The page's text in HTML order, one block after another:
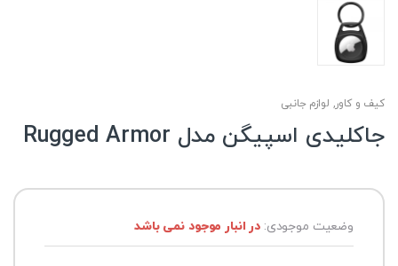
کیف و کاور, لوازم جانبی
جاکلیدی اسپیگن مدل Rugged Armor
وضعیت موجودی:در انبار موجود نمی باشد